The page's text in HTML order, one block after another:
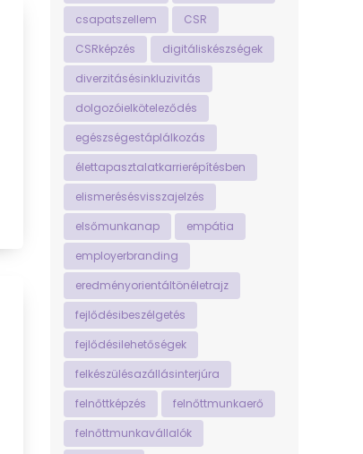
csapatszellem
CSR
CSRképzés
digitáliskészségek
diverzitásésinkluzivitás
dolgozóielköteleződés
egészségestáplálkozás
élettapasztalatkarrierépítésben
elismerésésvisszajelzés
elsőmunkanap
empátia
employerbranding
eredményorientáltönéletrajz
fejlődésibeszélgetés
fejlődésilehetőségek
felkészülésazállásinterjúra
felnőttképzés
felnőttmunkaerő
felnőttmunkavállalók